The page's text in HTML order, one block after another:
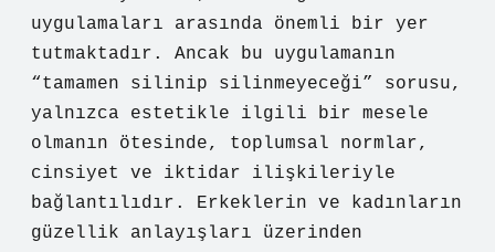
uygulamaları arasında önemli bir yer
tutmaktadır. Ancak bu uygulamanın
“tamamen silinip silinmeyeceği” sorusu,
yalnızca estetikle ilgili bir mesele
olmanın ötesinde, toplumsal normlar,
cinsiyet ve iktidar ilişkileriyle
bağlantılıdır. Erkeklerin ve kadınların
güzellik anlayışları üzerinden